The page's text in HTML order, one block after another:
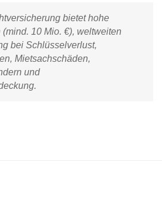
bietet hohe
10 Mio. €), weltweiten
bei Schlüsselverlust,
Mietsachschäden,
und